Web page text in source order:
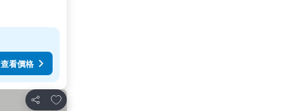
查看價格
分享
放到收藏夾